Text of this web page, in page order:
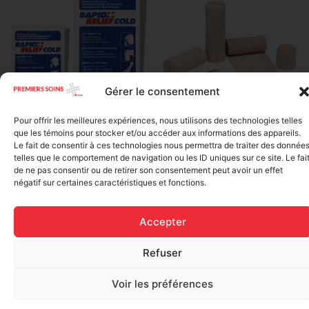
Gérer le consentement
Pour offrir les meilleures expériences, nous utilisons des technologies telles
que les témoins pour stocker et/ou accéder aux informations des appareils.
Le fait de consentir à ces technologies nous permettra de traiter des données
telles que le comportement de navigation ou les ID uniques sur ce site. Le fait
de ne pas consentir ou de retirer son consentement peut avoir un effet
négatif sur certaines caractéristiques et fonctions.
Accepter
Refuser
Voir les préférences
Rapid Relief – Instant Cold
Pack (10.2 x 15.2 cm) small
ice
$1.48
Elastic bandage (3 inches
wide)
$1.20
Add to cart